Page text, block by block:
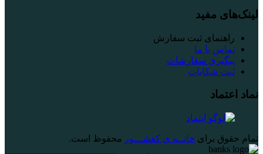
لینک‌های مفید
راهنمای ثبت سفارش
تماس با ما
پیگیری سفارشات
ثبت شکایات
نماد اعتماد
تمام حقوق برای خانــه ی کفشـــور محفوظ است.